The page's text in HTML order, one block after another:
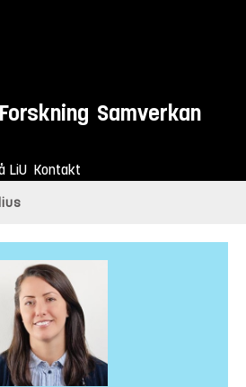
Forskning Samverkan
LiU Kontakt